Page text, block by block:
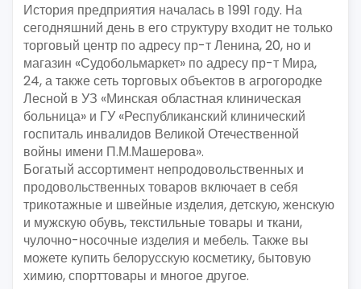
История предприятия началась в 1991 году. На
сегодняшний день в его структуру входит не только
торговый центр по адресу пр-т Ленина, 20, но и
магазин «Судобольмаркет» по адресу пр-т Мира,
24, а также сеть торговых объектов в агрогородке
Лесной в УЗ «Минская областная клиническая
больница» и ГУ «Республиканский клинический
госпиталь инвалидов Великой Отечественной
войны имени П.М.Машерова».
Богатый ассортимент непродовольственных и
продовольственных товаров включает в себя
трикотажные и швейные изделия, детскую, женскую
и мужскую обувь, текстильные товары и ткани,
чулочно-носочные изделия и мебель. Также вы
можете купить белорусскую косметику, бытовую
химию, спорттовары и многое другое.